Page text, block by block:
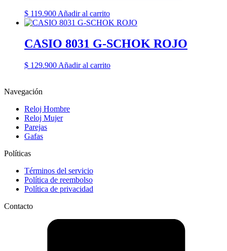
$ 119.900 Añadir al carrito
CASIO 8031 G-SCHOK ROJO
$ 129.900 Añadir al carrito
Navegación
Reloj Hombre
Reloj Mujer
Parejas
Gafas
Políticas
Términos del servicio
Política de reembolso
Política de privacidad
Contacto